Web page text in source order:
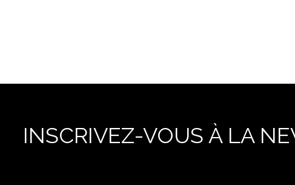
INSCRIVEZ-VOUS À LA